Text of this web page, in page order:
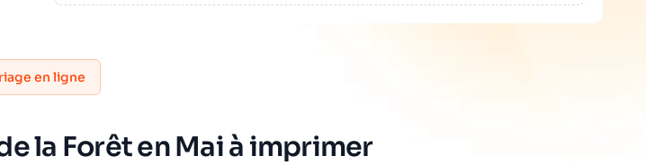
en ligne
la Forêt en Mai à imprimer